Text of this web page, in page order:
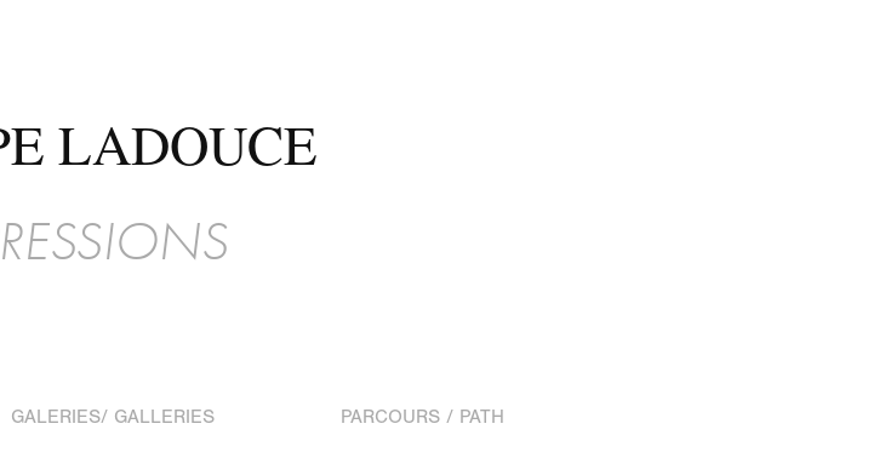
LADOUCE
GALERIES/ GALLERIES PARCOURS / PATH